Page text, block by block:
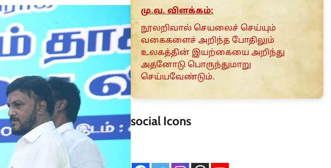
மு.வ. விளக்கம்:
நூலறிவால் செயலைச் செய்யும்
வகைகளைச் அறிந்த போதிலும்
உலகத்தின் இயற்கையை அறிந்து
அதனோடு பொருந்துமாறு
செய்யவேண்டும்.
social Icons